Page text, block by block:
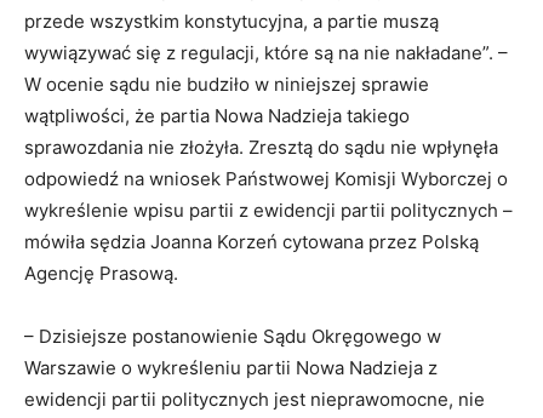
przede wszystkim konstytucyjna, a partie muszą
wywiązywać się z regulacji, które są na nie nakładane”. –
W ocenie sądu nie budziło w niniejszej sprawie
wątpliwości, że partia Nowa Nadzieja takiego
sprawozdania nie złożyła. Zresztą do sądu nie wpłynęła
odpowiedź na wniosek Państwowej Komisji Wyborczej o
wykreślenie wpisu partii z ewidencji partii politycznych –
mówiła sędzia Joanna Korzeń cytowana przez Polską
Agencję Prasową.
– Dzisiejsze postanowienie Sądu Okręgowego w
Warszawie o wykreśleniu partii Nowa Nadzieja z
ewidencji partii politycznych jest nieprawomocne, nie